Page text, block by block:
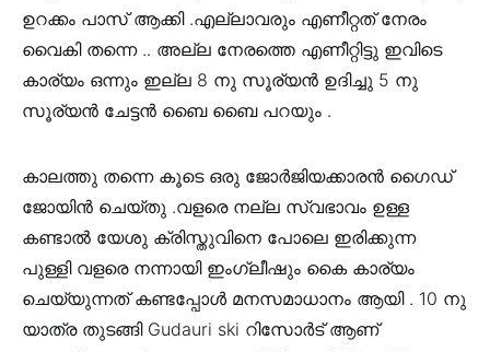
ഉറക്കം പാസ് ആക്കി .എല്ലാവരും എണീറ്റത് നേരം
വൈകി തന്നെ .. അല്ല നേരത്തെ എണീറ്റിട്ടു ഇവിടെ
കാര്യം ഒന്നും ഇല്ല 8 നു സൂര്യൻ ഉദിച്ചു 5 നു
സൂര്യൻ ചേട്ടൻ ബൈ ബൈ പറയും .
കാലത്തു തന്നെ കൂടെ ഒരു ജോർജിയക്കാരൻ ഗൈഡ്
ജോയിൻ ചെയ്തു .വളരെ നല്ല സ്വഭാവം ഉള്ള
കണ്ടാൽ യേശു ക്രിസ്തുവിനെ പോലെ ഇരിക്കുന്ന
പുള്ളി വളരെ നന്നായി ഇംഗ്ലീഷും കൈ കാര്യം
ചെയ്യുന്നത് കണ്ടപ്പോൾ മനസമാധാനം ആയി . 10 നു
യാത്ര തുടങ്ങി Gudauri ski റിസോർട് ആണ്